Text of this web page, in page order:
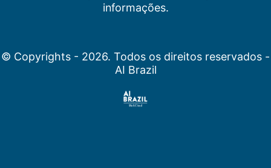
informações.
© Copyrights - 2026. Todos os direitos reservados -
AI Brazil